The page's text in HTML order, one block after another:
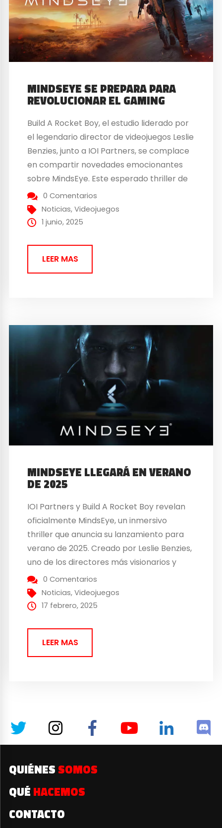
MINDSEYE SE PREPARA PARA
REVOLUCIONAR EL GAMING
Build A Rocket Boy, el estudio liderado por
el legendario director de videojuegos Leslie
Benzies, junto a IOI Partners, se complace
en compartir novedades emocionantes
sobre MindsEye. Este esperado thriller de
acción y aventura llegará el 10 de junio de
2025 para PlayStation 5, Xbox Series X/S y
PC a través de Steam y Epic...
0 Comentarios
Noticias,Videojuegos
1 junio, 2025
LEER MAS
MINDSEYE LLEGARÁ EN VERANO
DE 2025
IOI Partners y Build A Rocket Boy revelan
oficialmente MindsEye, un inmersivo
thriller que anuncia su lanzamiento para
verano de 2025. Creado por Leslie Benzies,
uno de los directores más visionarios y
pioneros de la industria, MindsEye es un
título de acción y aventura para un solo
jugador donde la narrativa cobra un papel
0 Comentarios
Noticias,Videojuegos
17 febrero, 2025
LEER MAS
QUIÉNES SOMOS
QUÉ HACEMOS
CONTACTO